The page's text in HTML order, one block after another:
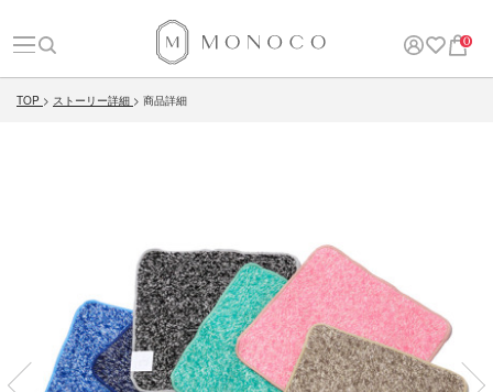
0
TOP ストーリー詳細 商品詳細